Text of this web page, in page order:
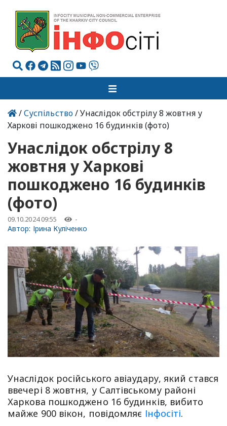
/Суспільство/ Унаслідок обстрілу 8 жовтня у
Харкові пошкоджено 16 будинків (фото)
Унаслідок обстрілу 8
жовтня у Харкові
пошкоджено 16 будинків
(фото)
09.10.2024 09:55 -
Автор: Ірина Куліченко
Унаслідок російського авіаудару, який стався
ввечері 8 жовтня, у Салтівському районі
Харкова пошкоджено 16 будинків, вибито
майже 900 вікон, повідомляє Інфосіті.